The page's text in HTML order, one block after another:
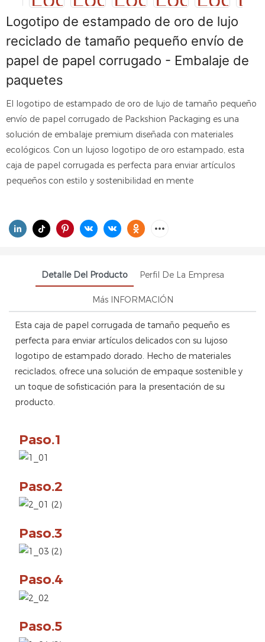
Logotipo de estampado de oro de lujo
reciclado de tamaño pequeño envío de
papel de papel corrugado - Embalaje de
paquetes
El logotipo de estampado de oro de lujo de tamaño pequeño
envío de papel corrugado de Packshion Packaging es una
solución de embalaje premium diseñada con materiales
ecológicos. Con un lujoso logotipo de oro estampado, esta
caja de papel corrugada es perfecta para enviar artículos
pequeños con estilo y sostenibilidad en mente
Detalle Del Producto Perfil De La Empresa
Más INFORMACIÓN
Esta caja de papel corrugada de tamaño pequeño es
perfecta para enviar artículos delicados con su lujoso
logotipo de estampado dorado. Hecho de materiales
reciclados, ofrece una solución de empaque sostenible y
un toque de sofisticación para la presentación de su
producto.
Paso.1
Paso.2
Paso.3
Paso.4
Paso.5